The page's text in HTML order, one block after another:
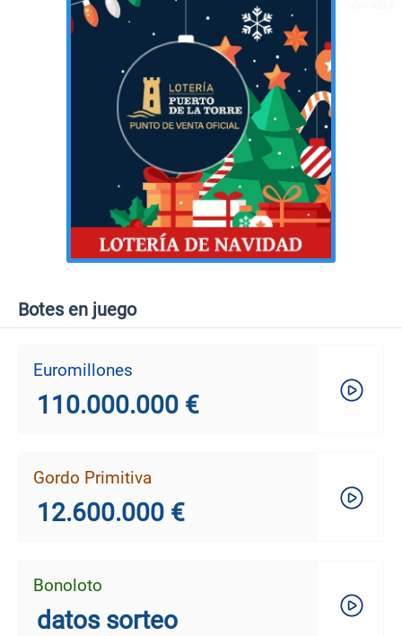
Botes en juego
Euromillones
110.000.000 €
Gordo Primitiva
12.600.000 €
Bonoloto
datos sorteo